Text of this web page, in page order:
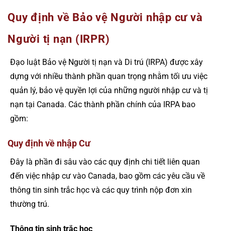
Quy định về Bảo vệ Người nhập cư và
Người tị nạn (IRPR)
Đạo luật Bảo vệ Người tị nạn và Di trú (IRPA) được xây
dựng với nhiều thành phần quan trọng nhằm tối ưu việc
quản lý, bảo vệ quyền lợi của những người nhập cư và tị
nạn tại Canada. Các thành phần chính của IRPA bao
gồm:
Quy định về nhập Cư
Đây là phần đi sâu vào các quy định chi tiết liên quan
đến việc nhập cư vào Canada, bao gồm các yêu cầu về
thông tin sinh trắc học và các quy trình nộp đơn xin
thường trú.
Thông tin sinh trắc học